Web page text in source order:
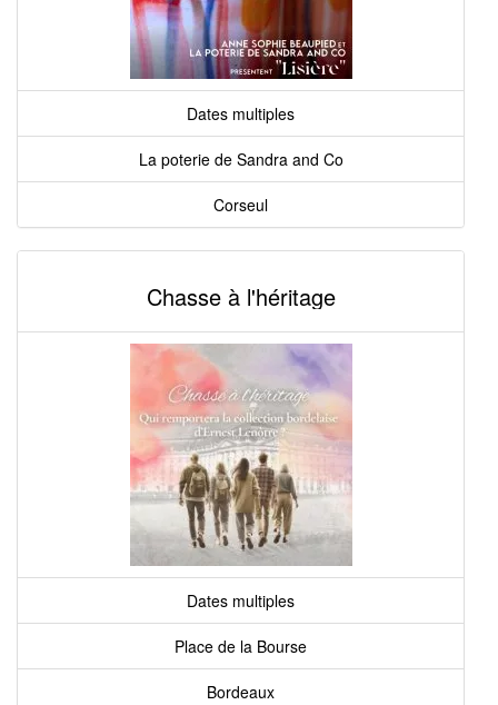
Dates multiples
La poterie de Sandra and Co
Corseul
Chasse à l'héritage
Dates multiples
Place de la Bourse
Bordeaux